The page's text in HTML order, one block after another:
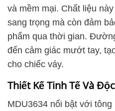
và mềm mại. Chất liệu
sang trọng mà còn đảm
phẩm qua thời gian.
đến cảm giác mướt tay,
cho chiếc váy.
Thiết Kế Tinh Tế Và
MDU3634 nổi bật với